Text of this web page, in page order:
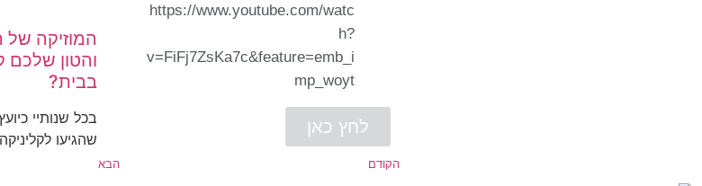
https://www.youtube.com/watc
h?
v=FiFj7ZsKa7c&feature=emb_i
mp_woyt
לחץ כאן
הקודם הבא
המוזיקה
והטון שלכם
בבית?
בכל שנותיי
שהגיעו לקליניקה